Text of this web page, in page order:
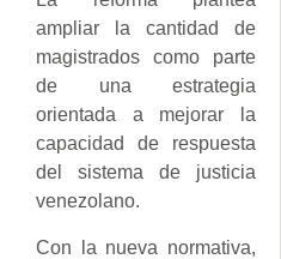
ampliar la cantidad de
magistrados como parte
de una estrategia
orientada a mejorar la
capacidad de respuesta
del sistema de justicia
venezolano.
Con la nueva normativa,